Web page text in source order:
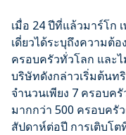
เมื่อ 24 ปีที่แล้วมาร์โก
เดี่ยวได้ระบุถึงความต้
ครอบครัวทั่วโลก และไ
บริษัทดังกล่าวเริ่มต้นท
จำนวนเพียง 7 ครอบค
มากกว่า 500 ครอบครั
สัปดาห์ต่อปี การเติบโ